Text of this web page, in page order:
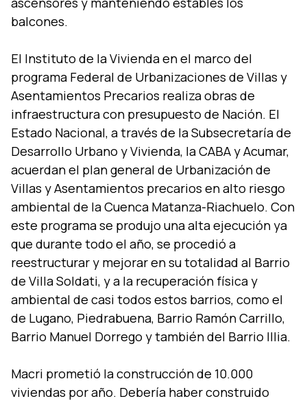
balcones.
El Instituto de la Vivienda en el marco del
programa Federal de Urbanizaciones de Villas y
Asentamientos Precarios realiza obras de
infraestructura con presupuesto de Nación. El
Estado Nacional, a través de la Subsecretarí­a de
Desarrollo Urbano y Vivienda, la CABA y Acumar,
acuerdan el plan general de Urbanización de
Villas y Asentamientos precarios en alto riesgo
ambiental de la Cuenca Matanza-Riachuelo. Con
este programa se produjo una alta ejecución ya
que durante todo el año, se procedió a
reestructurar y mejorar en su totalidad al Barrio
de Villa Soldati, y a la recuperación fí­sica y
ambiental de casi todos estos barrios, como el
de Lugano, Piedrabuena, Barrio Ramón Carrillo,
Barrio Manuel Dorrego y también del Barrio Illia.
Macri prometió la construcción de 10.000
viviendas por año. Deberí­a haber construido